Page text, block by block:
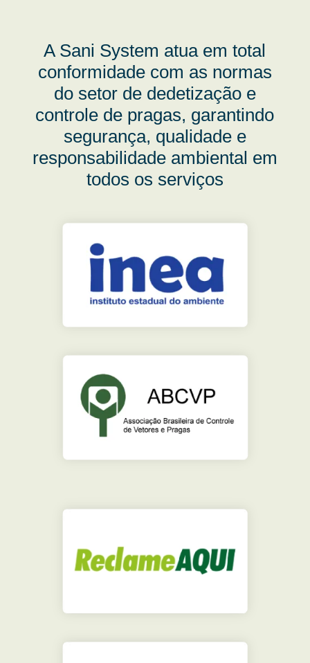
A Sani System atua em total
conformidade com as normas
do setor de dedetização e
controle de pragas, garantindo
segurança, qualidade e
responsabilidade ambiental em
todos os serviços